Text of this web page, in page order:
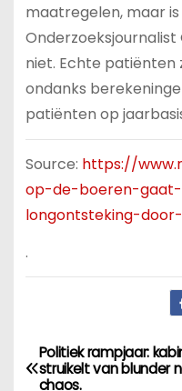
maatregelen, maar
niet. Echte patiënten
ondanks
patiënten op
Source: https://
op-de-boeren-
longontsteking-
.
B
Politiek rampjaar:
struikelt van blunder
chaos.